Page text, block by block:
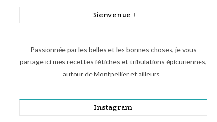
Bienvenue !
Passionnée par les belles et les bonnes choses, je vous
partage ici mes recettes fétiches et tribulations épicuriennes,
autour de Montpellier et ailleurs...
Instagram